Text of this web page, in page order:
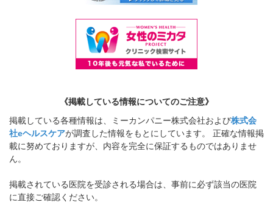
《掲載している情報についてのご注意》
掲載している各種情報は、ミーカンパニー株式会社および株式会
社eヘルスケアが調査した情報をもとにしています。 正確な情報掲
載に努めておりますが、内容を完全に保証するものではありませ
ん。
掲載されている医院を受診される場合は、事前に必ず該当の医院
に直接ご確認ください。